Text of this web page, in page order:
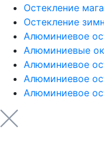
Остекление
Остекление
Алюминиевое
Алюминиевые
Алюминиевое
Алюминиевое
Алюминиевое